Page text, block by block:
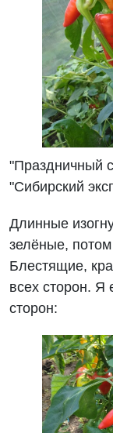
"Праздничный
"Сибирский
Длинные
зелёные,
Блестящие,
всех сторон. Я
сторон: